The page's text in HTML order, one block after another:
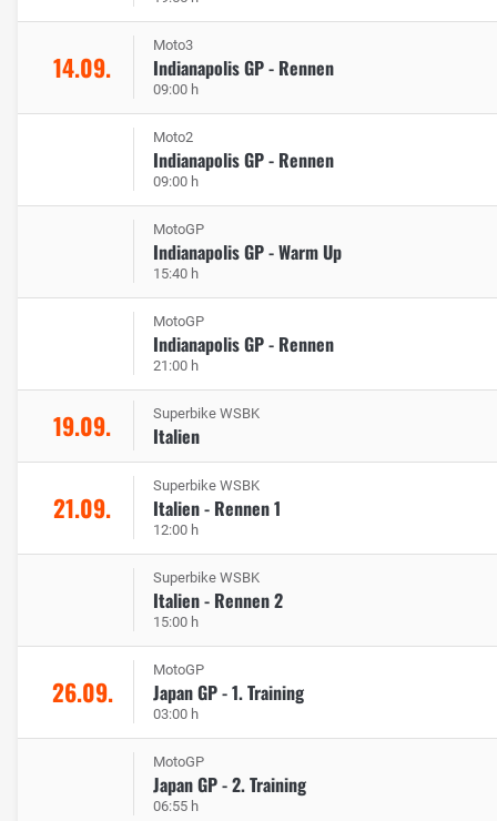
14.09.
Moto3
Indianapolis GP - Rennen
09:00 h
Moto2
Indianapolis GP - Rennen
09:00 h
MotoGP
Indianapolis GP - Warm Up
15:40 h
MotoGP
Indianapolis GP - Rennen
21:00 h
19.09. Superbike WSBK
Italien
21.09.
Superbike WSBK
Italien - Rennen 1
12:00 h
Superbike WSBK
Italien - Rennen 2
15:00 h
26.09.
MotoGP
Japan GP - 1. Training
03:00 h
MotoGP
Japan GP - 2. Training
06:55 h